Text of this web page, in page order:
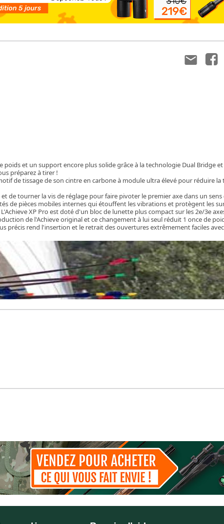
et un support encore plus solide grâce à la technologie Dual Bridge
préparez à tirer !
de tissage de son cintre en carbone à module ultra élevé pour réduire
de tourner la vis de réglage pour faire pivoter le premier axe dans un
de pièces mobiles internes qui étouffent les vibrations et protègent les
XP Pro est doté d'un bloc de lunette plus compact sur les 2e/3e
de l'Achieve original et ce changement à lui seul réduit 1 once de
précis rend l'insertion et le retrait des ouvertures extrêmement faciles